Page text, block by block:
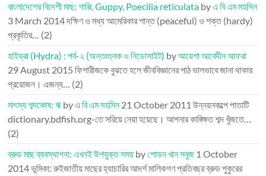
বাংলাদেশের বিদেশী মাছ: গাপ্পি, Guppy, Poecilia reticulata byএ বি এম মহসিন
3 March 2014দক্ষিণ ও মধ্য আমেরিকার শান্ত (peaceful) ও শক্ত (hardy)
প্রকৃতির… (2)
হাইড্রা (Hydra) : পর্ব-২ (অন্তঃত্বক ও নিডোসাইট) byআয়েশা আবেদীন আফরা
29 August 2015 ফিশারীজকে বুঝতে হলে জীববিজ্ঞানের পাঠ ভালভাবে জানা থাকার
প্রয়োজন। এজন্য… (2)
মাৎস্য শব্দকোষ: ঋ byএ বি এম মহসিন21 October 2011 উন্নয়নকল্পে পাতাটি
dictionary.bdfish.org-তে সরিয়ে নেয়া হয়েছে। আপনার কাঙ্ক্ষিত শব্দ খুঁজতে…
(2)
ব্রুড মাছ ব্যবস্থাপনা: এখনই উপযুক্ত সময় byশোভন খান সবুজ 1 October
2014ভূমিকা: রুইজাতীয় মাছের হ্যাচারির আদর্শ মালিকগণ প্রতিবছর ব্রুড পুকুরের